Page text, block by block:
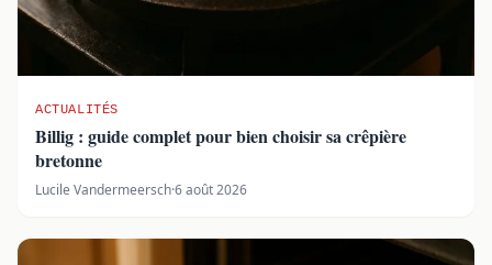
ACTUALITÉS
Billig : guide complet pour bien choisir sa crêpière
bretonne
Lucile Vandermeersch·6 août 2026